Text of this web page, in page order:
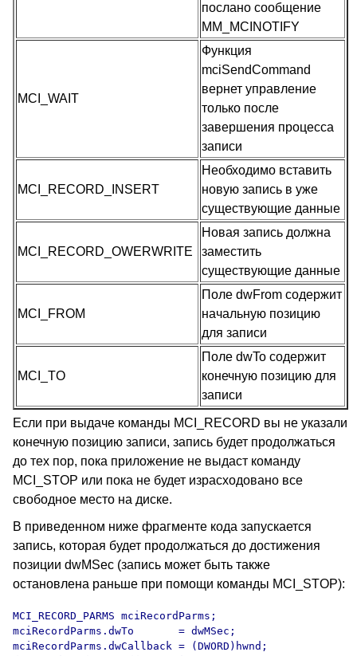
послано сообщение
MM_MCINOTIFY
MCI_WAIT
Функция
mciSendCommand
вернет управление
только после
завершения процесса
записи
MCI_RECORD_INSERT
Необходимо вставить
новую запись в уже
существующие данные
MCI_RECORD_OWERWRITE
Новая запись должна
заместить
существующие данные
MCI_FROM
Поле dwFrom содержит
начальную позицию
для записи
MCI_TO
Поле dwTo содержит
конечную позицию для
записи
Если при выдаче команды MCI_RECORD вы не указали
конечную позицию записи, запись будет продолжаться
до тех пор, пока приложение не выдаст команду
MCI_STOP или пока не будет израсходовано все
свободное место на диске.
В приведенном ниже фрагменте кода запускается
запись, которая будет продолжаться до достижения
позиции dwMSec (запись может быть также
остановлена раньше при помощи команды MCI_STOP):
MCI_RECORD_PARMS mciRecordParms;
mciRecordParms.dwTo       = dwMSec;
mciRecordParms.dwCallback = (DWORD)hwnd;